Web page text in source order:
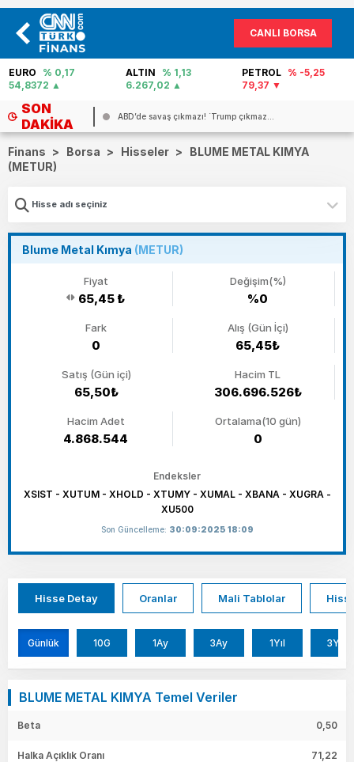
CANLI BORSA
EURO
% 0,17
54,8372
ALTIN
% 1,13
6.267,02
PETROL % -5,25
79,37
SON
DAKIKA
ABD’de savaş çıkmazı! `Trump çıkmaz...
Finans > Borsa > Hisseler >
BLUME METAL KIMYA
(METUR)
Blume Metal Kımya (METUR)
Fiyat
65,45 ₺
Değişim(%)
%0
Fark
0
Alış (Gün İçi)
65,45₺
Satış (Gün içi)
65,50₺
Hacim TL
306.696.526₺
Hacim Adet
4.868.544
Ortalama(10 gün)
0
Endeksler
XSIST - XUTUM - XHOLD - XTUMY - XUMAL - XBANA - XUGRA -
XU500
Son Güncelleme: 30:09:2025 18:09
Hisse Detay Oranlar Mali Tablolar
Günlük 10G 1Ay 3Ay 1Yıl 3Yıl
BLUME METAL KIMYA Temel Veriler
Beta 0,50
Halka Açıklık Oranı 71,22